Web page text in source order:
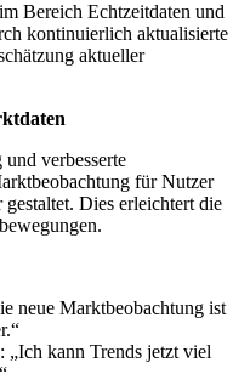
Bereich Echtzeitdaten und
kontinuierlich aktualisierte
aktueller
verbesserte
für Nutzer
Dies erleichtert die
neue Marktbeobachtung ist
„Ich kann Trends jetzt viel